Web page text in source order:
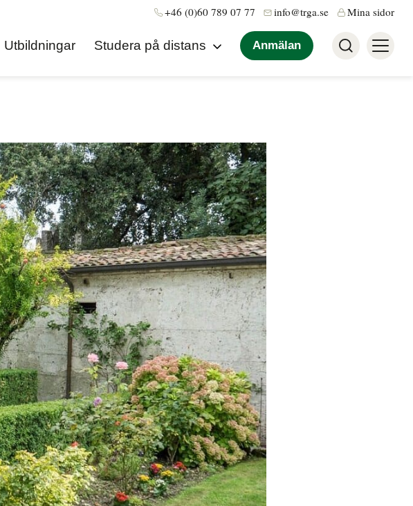
+46 (0)60 789 07 77 info@trga.se Mina sidor
Utbildningar Studera på distans Anmälan